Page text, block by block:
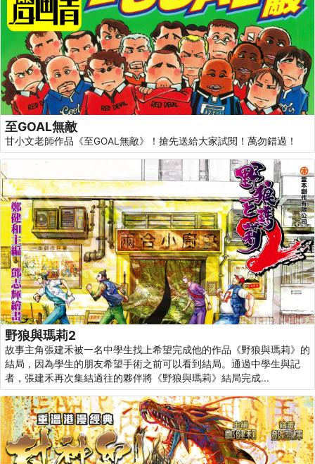
至GOAL無敵
甘小文老師作品《至GOAL無敵》！搶先送給大家試閱！萬勿錯過！
野狼與瑪莉2
故事主角張建禾被一名中學生找上希望完成他的作品《野狼與瑪莉》的
結局，因為學生的朋友希望手術之前可以看到結局。通過中學生與記
者，張建禾再次集結過往的夥伴將《野狼與瑪莉》結局完成...